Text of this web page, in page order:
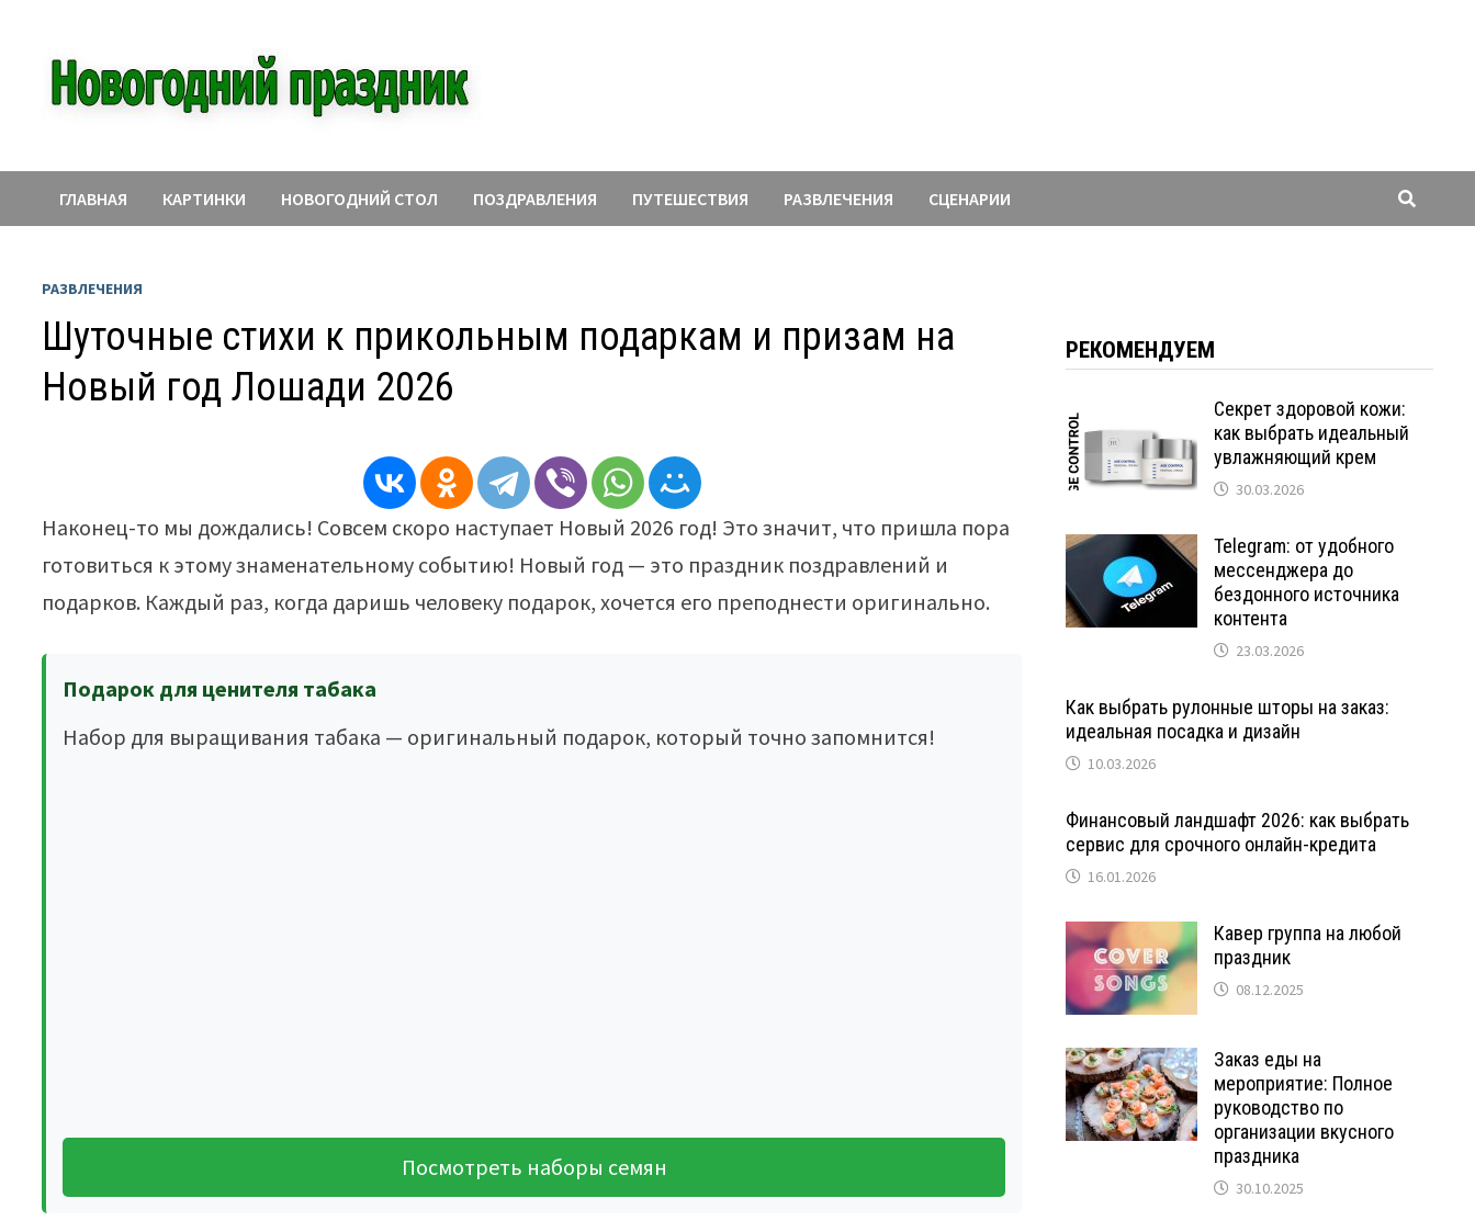
содержимому
ГЛАВНАЯ КАРТИНКИ НОВОГОДНИЙ СТОЛ ПОЗДРАВЛЕНИЯ ПУТЕШЕСТВИЯ РАЗВЛЕЧЕНИЯ СЦЕНАРИИ
РАЗВЛЕЧЕНИЯ
Шуточные стихи к прикольным подаркам и призам на
Новый год Лошади 2026
Наконец-то мы дождались! Совсем скоро наступает Новый 2026 год! Это значит, что пришла пора
готовиться к этому знаменательному событию! Новый год — это праздник поздравлений и
подарков. Каждый раз, когда даришь человеку подарок, хочется его преподнести оригинально.
Подарок для ценителя табака
Набор для выращивания табака — оригинальный подарок, который точно запомнится!
Посмотреть наборы семян
РЕКОМЕНДУЕМ
Секрет здоровой кожи:
как выбрать идеальный
увлажняющий крем
30.03.2026
Telegram: от удобного
мессенджера до
бездонного источника
контента
23.03.2026
Как выбрать рулонные шторы на заказ:
идеальная посадка и дизайн
10.03.2026
Финансовый ландшафт 2026: как выбрать
сервис для срочного онлайн-кредита
16.01.2026
Кавер группа на любой
праздник
08.12.2025
Заказ еды на
мероприятие: Полное
руководство по
организации вкусного
праздника
30.10.2025